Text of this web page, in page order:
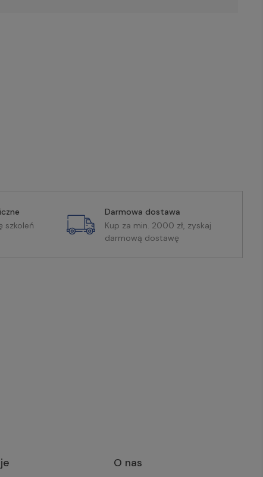
szkoleń
Darmowa dostawa
Kup za min. 2000 zł, zyskaj
darmową dostawę
O nas